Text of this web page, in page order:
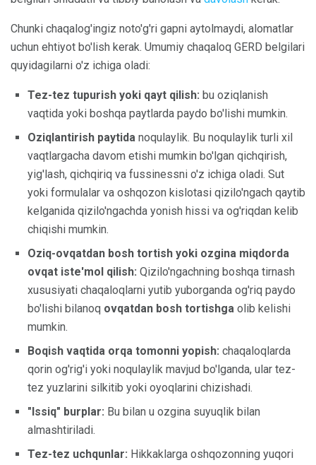
Chunki chaqalog'ingiz noto'g'ri gapni aytolmaydi, alomatlar
uchun ehtiyot bo'lish kerak. Umumiy chaqaloq GERD belgilari
quyidagilarni o'z ichiga oladi:
Tez-tez tupurish yoki qayt qilish: bu oziqlanish
vaqtida yoki boshqa paytlarda paydo bo'lishi mumkin.
Oziqlantirish paytida noqulaylik. Bu noqulaylik turli xil
vaqtlargacha davom etishi mumkin bo'lgan qichqirish,
yig'lash, qichqiriq va fussinessni o'z ichiga oladi. Sut
yoki formulalar va oshqozon kislotasi qizilo'ngach qaytib
kelganida qizilo'ngachda yonish hissi va og'riqdan kelib
chiqishi mumkin.
Oziq-ovqatdan bosh tortish yoki ozgina miqdorda
ovqat iste'mol qilish: Qizilo'ngachning boshqa tirnash
xususiyati chaqaloqlarni yutib yuborganda og'riq paydo
bo'lishi bilanoq ovqatdan bosh tortishga olib kelishi
mumkin.
Boqish vaqtida orqa tomonni yopish: chaqaloqlarda
qorin og'rig'i yoki noqulaylik mavjud bo'lganda, ular tez-
tez yuzlarini silkitib yoki oyoqlarini chizishadi.
"Issiq" burplar: Bu bilan u ozgina suyuqlik bilan
almashtiriladi.
Tez-tez uchqunlar: Hikkaklarga oshqozonning yuqori